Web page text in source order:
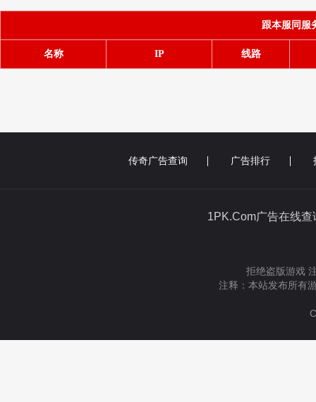
跟本服同服
名称 IP 线路
传奇广告查询 广告排行
1PK.Com广告在
拒绝盗版游戏
注释：本站发布所有